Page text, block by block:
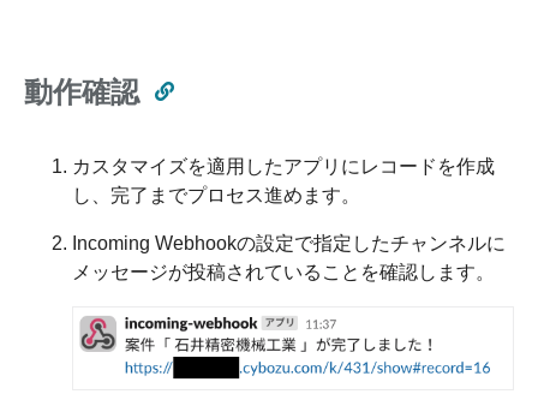
動作確認
カスタマイズを適用したアプリにレコードを作成
し、完了までプロセス進めます。
Incoming Webhookの設定で指定したチャンネルに
メッセージが投稿されていることを確認します。